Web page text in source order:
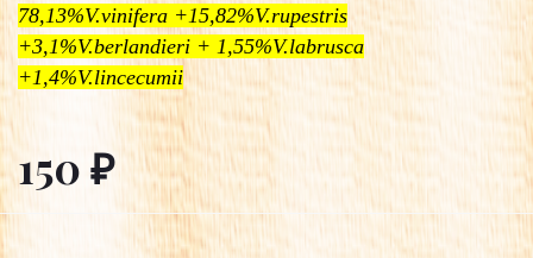
78,13%V.vinifera +15,82%V.rupestris
+3,1%V.berlandieri + 1,55%V.labrusca
+1,4%V.lincecumii
150 ₽